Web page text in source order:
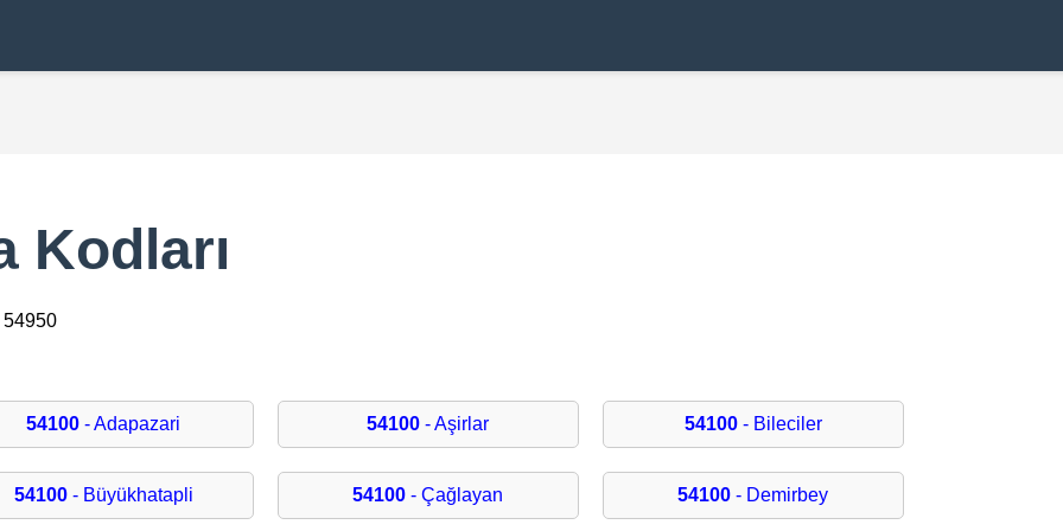
Kodları
54950
54100 - Adapazari 54100 - Aşirlar 54100- Bileciler
54100- Büyükhatapli 54100 - Çağlayan 54100 - Demirbey